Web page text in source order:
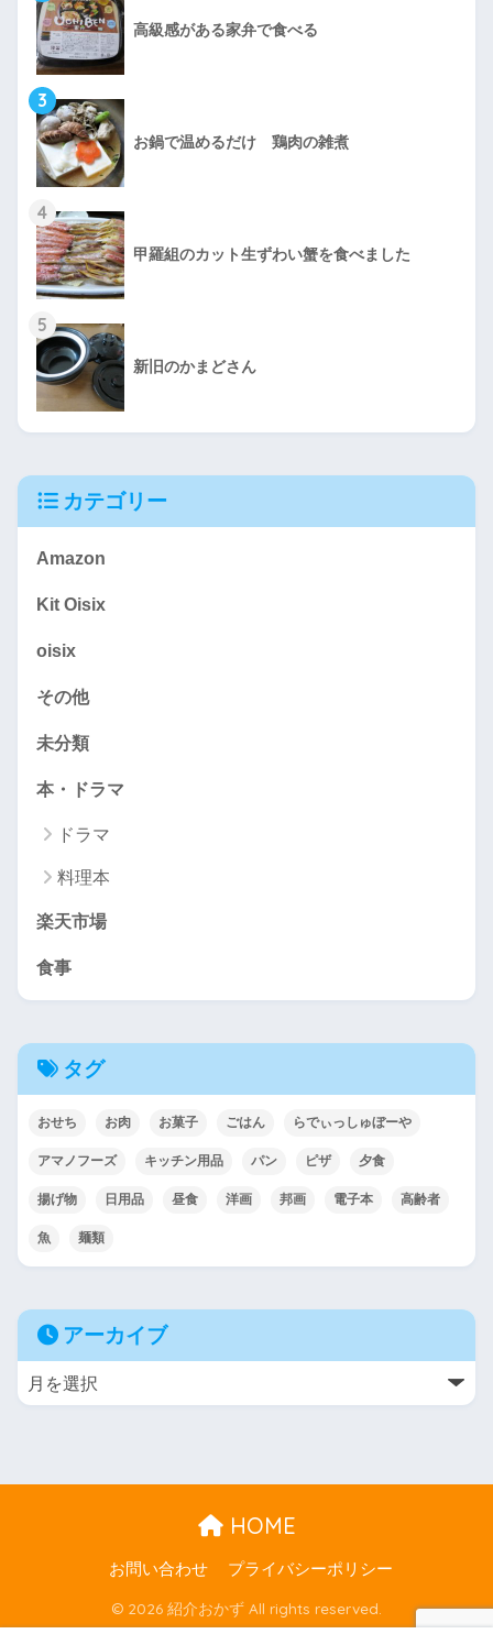
高級感がある家弁で食べる
3
お鍋で温めるだけ 鶏肉の雑煮
4
甲羅組のカット生ずわい蟹を食べました
5
新旧のかまどさん
カテゴリー
Amazon
Kit Oisix
oisix
その他
未分類
本・ドラマ
ドラマ
料理本
楽天市場
食事
タグ
おせち お肉 お菓子 ごはん らでぃっしゅぼーや
アマノフーズ キッチン用品 パン ピザ 夕食
揚げ物 日用品 昼食 洋画 邦画 電子本 高齢者
魚 麺類
アーカイブ
HOME
お問い合わせ プライバシーポリシー
© 2026 紹介おかず All rights reserved.